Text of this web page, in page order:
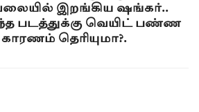
இறங்கிய ஷங்கர்..
படத்துக்கு வெயிட் பண்ண
தெரியுமா?.